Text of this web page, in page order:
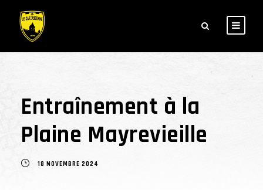
Entraînement à la
Plaine Mayrevieille
18 NOVEMBRE 2024